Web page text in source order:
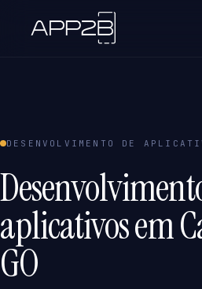
DESENVOLVIMENTO DE
aplicativos em
GO